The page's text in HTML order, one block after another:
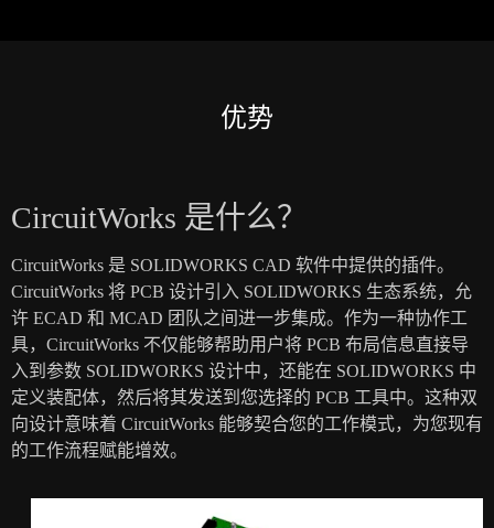
优势
CircuitWorks 是什么？
CircuitWorks 是 SOLIDWORKS CAD 软件中提供的插件。
CircuitWorks 将 PCB 设计引入 SOLIDWORKS 生态系统，允
许 ECAD 和 MCAD 团队之间进一步集成。作为一种协作工
具，CircuitWorks 不仅能够帮助用户将 PCB 布局信息直接导
入到参数 SOLIDWORKS 设计中，还能在 SOLIDWORKS 中
定义装配体，然后将其发送到您选择的 PCB 工具中。这种双
向设计意味着 CircuitWorks 能够契合您的工作模式，为您现有
的工作流程赋能增效。